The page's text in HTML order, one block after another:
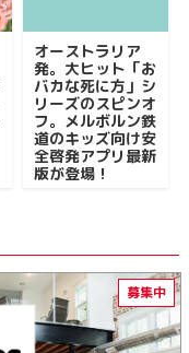
オーストラリア
発。大ヒット「お
バカな死に方」シ
リーズのスピンオ
フ。メルボルン鉄
道のキッズ向け安
全啓発アプリ最新
版が登場！